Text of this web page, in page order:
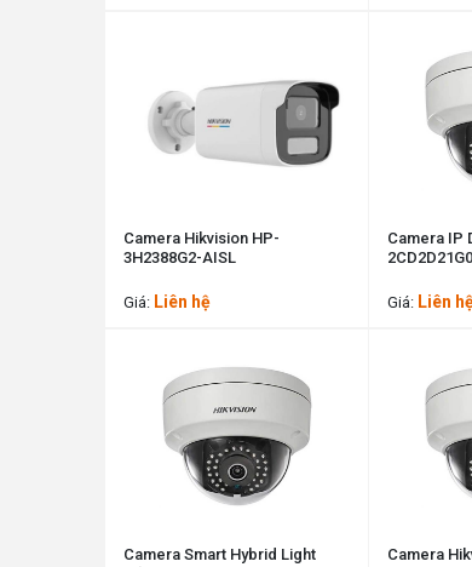
Camera Hikvision HP-
3H2388G2-AISL
Giá: Liên hệ
Camera IP
Giá: Liên
Camera Smart Hybrid Light
Camera